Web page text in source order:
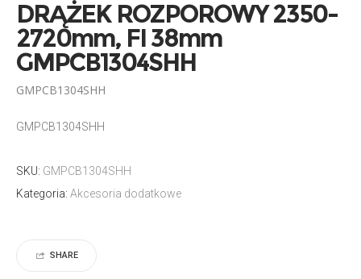
DRĄŻEK ROZPOROWY 2350-
2720mm, FI 38mm
GMPCB1304SHH
GMPCB1304SHH
GMPCB1304SHH
SKU: GMPCB1304SHH
Kategoria: Akcesoria dodatkowe
SHARE